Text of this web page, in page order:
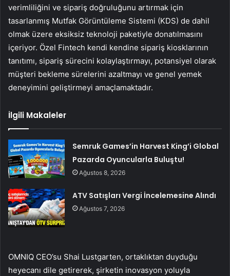
verimliliğini ve sipariş doğruluğunu artırmak için
tasarlanmış Mutfak Görüntüleme Sistemi (KDS) de dahil
olmak üzere eksiksiz teknoloji paketiyle donatılmasını
içeriyor. Özel Fintech kendi kendine sipariş kiosklarının
tanıtımı, sipariş sürecini kolaylaştırmayı, potansiyel olarak
müşteri bekleme sürelerini azaltmayı ve genel yemek
deneyimini geliştirmeyi amaçlamaktadır.
İlgili Makaleler
Semruk Games’in Harvest King’i Global
Pazarda Oyuncularla Buluştu!
Ağustos 8, 2026
ATV Satışları Vergi İncelemesine Alındı
Ağustos 7, 2026
OMNIQ CEO’su Shai Lustgarten, ortaklıktan duyduğu
heyecanı dile getirerek, şirketin inovasyon yoluyla